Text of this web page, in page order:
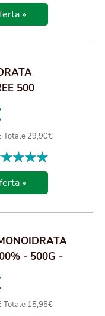
»
500
Totale 29,90€
»
- 500G -
Totale 15,95€